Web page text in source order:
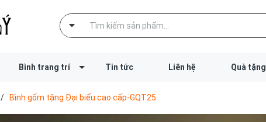
Bình trang trí Tin tức Liên hệ Quà tặng
/ Bình gốm tặng Đại biểu cao cấp-GQT25